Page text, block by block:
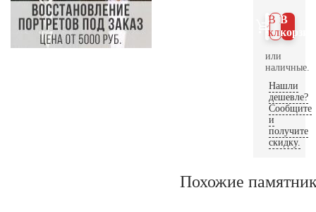
В
В 1
клик
или
наличные.
Нашли
дешевле?
Сообщите
и
получите
скидку.
Похожие